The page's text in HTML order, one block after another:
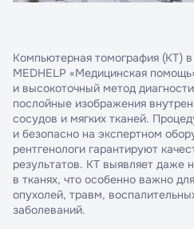
Компьютерная томография (КТ)
MEDHELP «Медицинская
и высокоточный метод
послойные изображения
сосудов и мягких тканей.
и безопасно на экспертном
рентгенологи гарантируют
результатов. КТ выявляет даже
в тканях, что особенно важно
опухолей, травм,
заболеваний.